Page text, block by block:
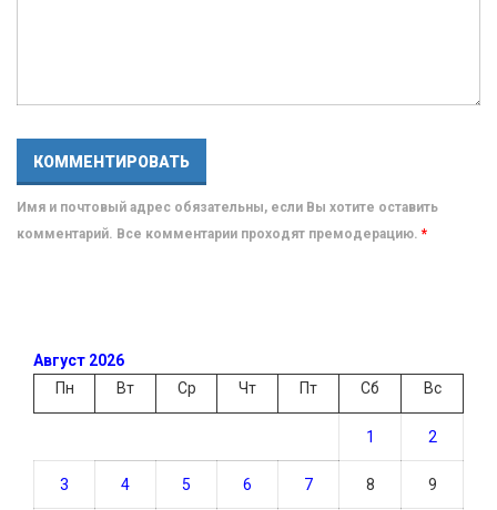
Имя и почтовый адрес обязательны, если Вы хотите оставить
комментарий. Все комментарии проходят премодерацию. *
Август 2026
Пн
Вт Ср Чт Пт Сб Вс
1 2
3 4 5 6 7 8 9